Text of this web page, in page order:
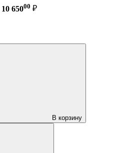
10 65000 ₽
В корзину